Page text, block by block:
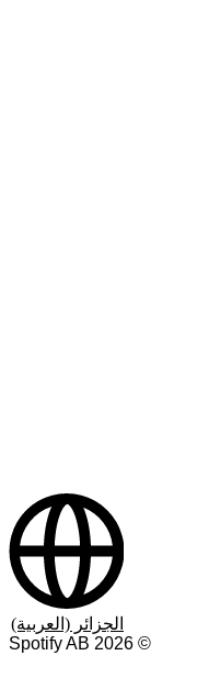
©
2026
الجزائر (العربية)